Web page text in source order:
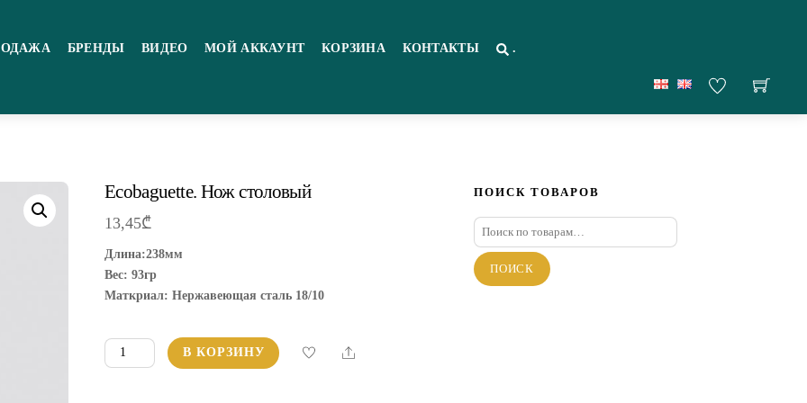
БРЕНДЫ ВИДЕО МОЙ АККАУНТ КОРЗИНА КОНТАКТЫ .
Ecobaguette. Нож столовый
13,45₾
Длина:238мм
Вес: 93гр
Маткриал: Нержавеющая сталь 18/10
Количество
товара
В КОРЗИНУ Share
ПОИСК ТОВАРОВ
Искать:
ПОИСК